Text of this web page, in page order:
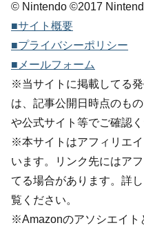
© Nintendo ©2017
■サイト概要
■プライバシーポリシー
■メールフォーム
※当サイトに掲載してる
は、記事公開日時点のも
や公式サイト等でご確認く
※本サイトはアフィリエ
います。リンク先にはア
てる場合があります。詳
覧ください。
※Amazonのアソシエイト